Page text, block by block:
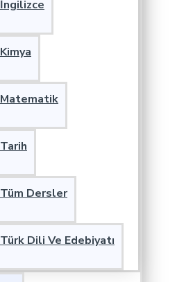
İngilizce
Kimya
Matematik
Tarih
Tüm Dersler
Türk Dili Ve Edebiyatı